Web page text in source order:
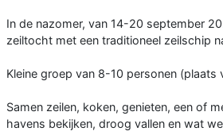
In de nazomer, van 14-20 september
zeiltocht met een traditioneel zeilschip
Kleine groep van 8-10 personen (plaats
Samen zeilen, koken, genieten, een of
havens bekijken, droog vallen en wat